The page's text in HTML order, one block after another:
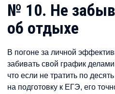
№ 10. Не
об отдыхе
В погоне за личной
забивать свой график
что если не тратить по
на подготовку к ЕГЭ, его